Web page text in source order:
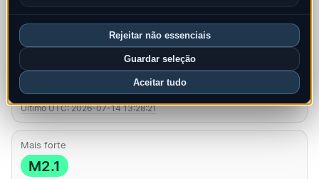
Rejeitar não essenciais
Guardar seleção
Aceitar tudo
Visão geral Mapa Recentes Gráficos Principais regiões
FAQ
Sismos neste mês
0
Último UTC: 2026-07-14 13:28:21
Mais forte
M2.1